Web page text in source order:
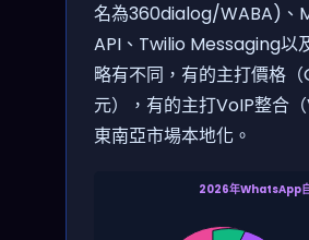
名為360dialog/WABA)、
API、Twilio Messaging
略有不同，有的主打價格
元），有的主打VoIP整合
東南亞市場本地化。
2026年WhatsApp自